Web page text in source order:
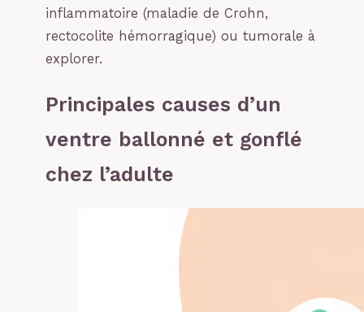
inflammatoire (maladie de Crohn,
rectocolite hémorragique) ou tumorale à
explorer.
Principales causes d’un
ventre ballonné et gonflé
chez l’adulte